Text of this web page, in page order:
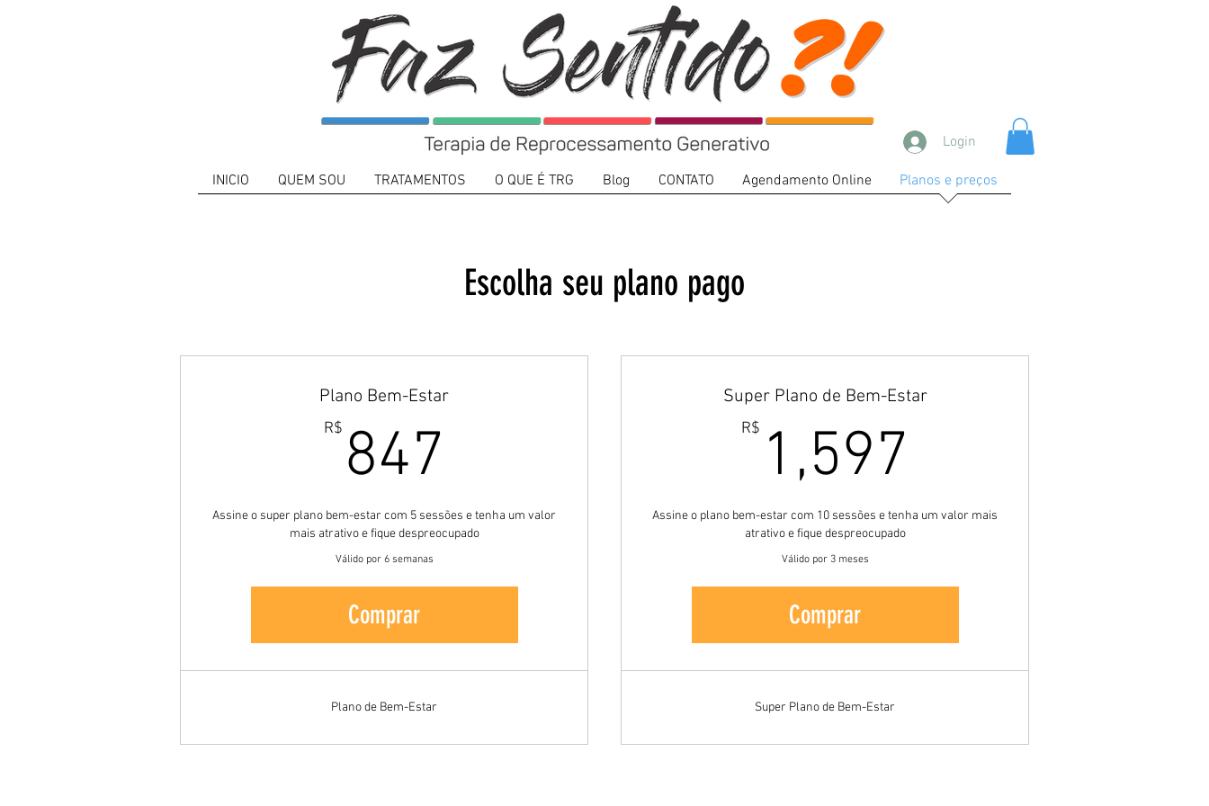
Login
INICIO QUEM SOU TRATAMENTOS O QUE É TRG Blog CONTATO Agendamento Online Planos e preços
Escolha seu plano pago
Plano Bem-Estar
R$ 847
Assine o super plano bem-estar com 5 sessões e tenha um valor
mais atrativo e fique despreocupado
Válido por 6 semanas
Comprar
Plano de Bem-Estar
Super Plano de Bem-Estar
R$ 1,597
Assine o plano bem-estar com 10 sessões e tenha um valor mais
atrativo e fique despreocupado
Válido por 3 meses
Comprar
Super Plano de Bem-Estar